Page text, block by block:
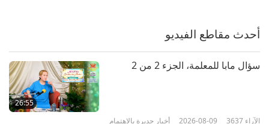
أحدث مقاطع الفيديو
26:55
سؤال مابا للمعلمة، الجزء 2 من 2
أخبار جديرة بالاهتمام 2026-08-09 3637 الآراء